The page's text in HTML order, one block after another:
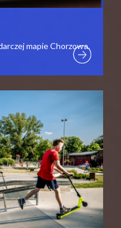
mapie Chorzowa.